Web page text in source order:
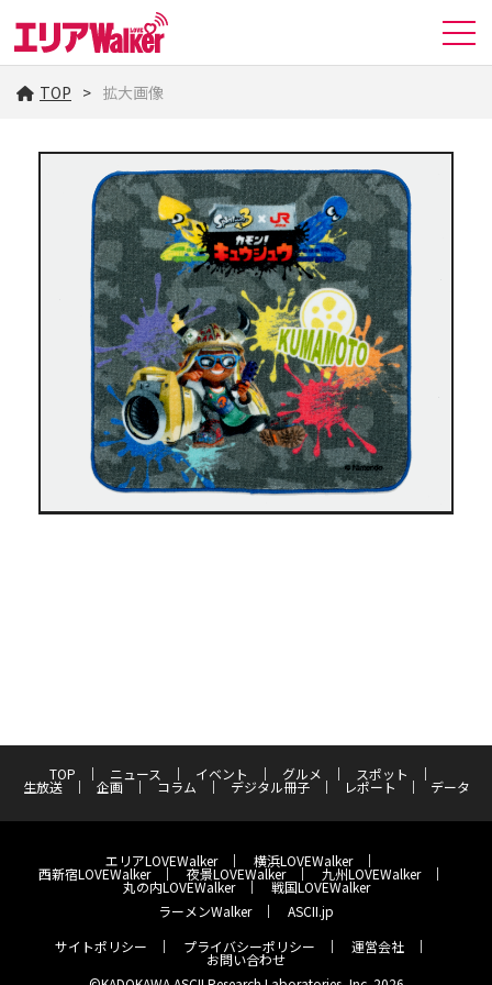
TOP 拡大画像
TOP ニュース イベント グルメ スポット
生放送 企画 コラム デジタル冊子 レポート データ
エリアLOVEWalker 横浜LOVEWalker
西新宿LOVEWalker 夜景LOVEWalker 九州LOVEWalker
丸の内LOVEWalker
戦国LOVEWalker
ラーメンWalker
ASCII.jp
サイトポリシー
プライバシーポリシー 運営会社
お問い合わせ